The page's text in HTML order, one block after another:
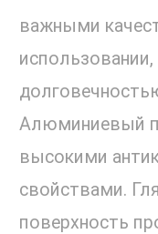
важными
Алюминиевый
высокими
свойствами.
поверхность